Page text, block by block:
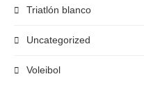
Triatlón blanco
Uncategorized
Voleibol